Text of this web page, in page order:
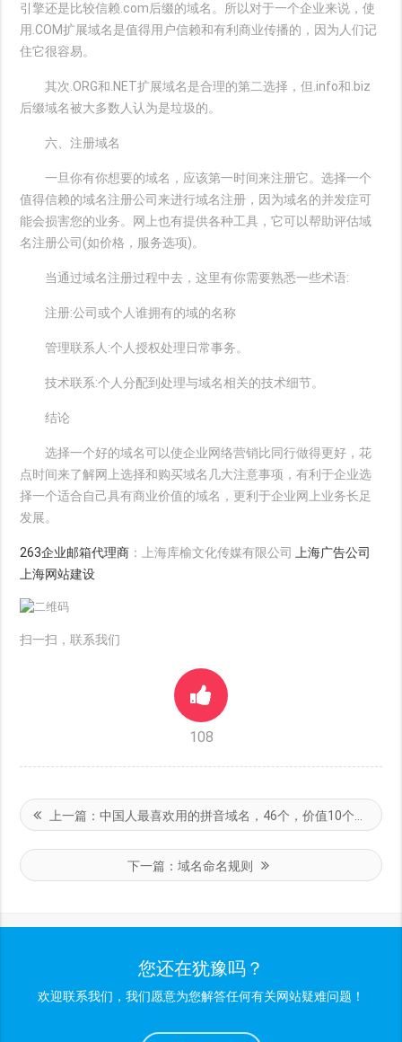
引擎还是比较信赖.com后缀的域名。所以对于一个企业来说，使
用.COM扩展域名是值得用户信赖和有利商业传播的，因为人们记
住它很容易。
其次.ORG和.NET扩展域名是合理的第二选择，但.info和.biz
后缀域名被大多数人认为是垃圾的。
六、注册域名
一旦你有你想要的域名，应该第一时间来注册它。选择一个
值得信赖的域名注册公司来进行域名注册，因为域名的并发症可
能会损害您的业务。网上也有提供各种工具，它可以帮助评估域
名注册公司(如价格，服务选项)。
当通过域名注册过程中去，这里有你需要熟悉一些术语:
注册:公司或个人谁拥有的域的名称
管理联系人:个人授权处理日常事务。
技术联系:个人分配到处理与域名相关的技术细节。
结论
选择一个好的域名可以使企业网络营销比同行做得更好，花
点时间来了解网上选择和购买域名几大注意事项，有利于企业选
择一个适合自己具有商业价值的域名，更利于企业网上业务长足
发展。
263企业邮箱代理商 ：上海库榆文化传媒有限公司
上海广告公司
上海网站建设
扫一扫，联系我们
108
上一篇：中国人最喜欢用的拼音域名，46个，价值10个亿！
下一篇：域名命名规则
您还在犹豫吗？
欢迎联系我们，我们愿意为您解答任何有关网站疑难问题！